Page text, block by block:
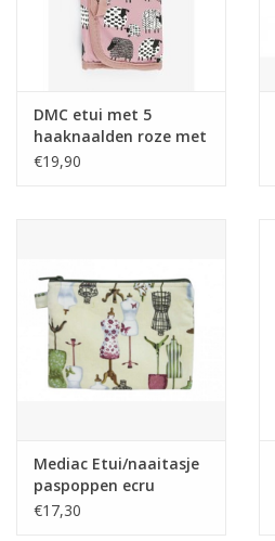
DMC etui met 5
haaknaalden roze met
schaapjes
€19,90
Mediac Etui/naaitasje
paspoppen ecru
€17,30